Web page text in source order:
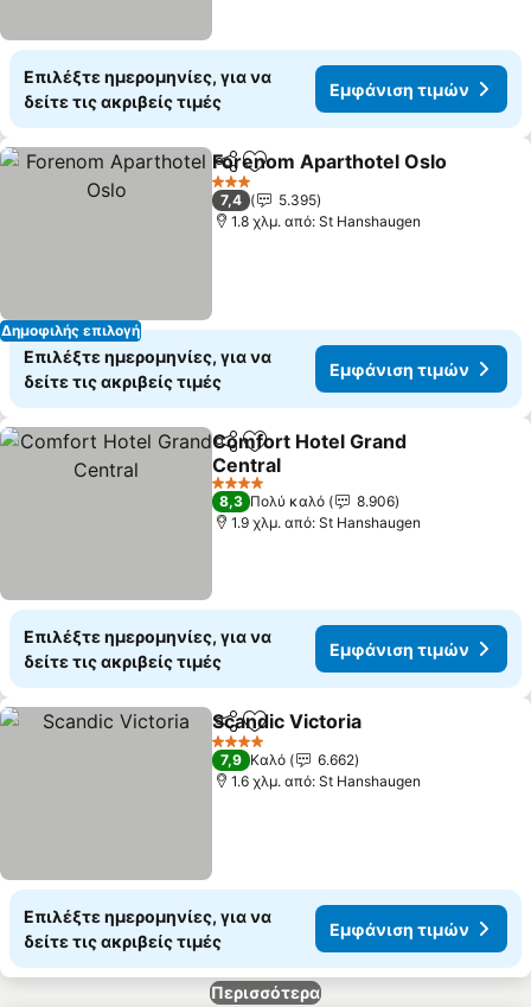
Επιλέξτε ημερομηνίες, για να
δείτε τις ακριβείς τιμές
Εμφάνιση τιμών
Δημοφιλής επιλογή
Κοινοποίηση
Προσθήκη στα αγαπημένα
Forenom Aparthotel Oslo
3 Αστέρια
7,4
5.395
1.8 χλμ. από: St Hanshaugen
Επιλέξτε ημερομηνίες, για να
δείτε τις ακριβείς τιμές
Εμφάνιση τιμών
Κοινοποίηση
Προσθήκη στα αγαπημένα
Comfort Hotel Grand
Central
4 Αστέρια
8,3 Πολύ καλό
8.906
1.9 χλμ. από: St Hanshaugen
Επιλέξτε ημερομηνίες, για να
δείτε τις ακριβείς τιμές
Εμφάνιση τιμών
Κοινοποίηση
Προσθήκη στα αγαπημένα
Scandic Victoria
4 Αστέρια
7,9 Καλό
6.662
1.6 χλμ. από: St Hanshaugen
Επιλέξτε ημερομηνίες, για να
δείτε τις ακριβείς τιμές
Εμφάνιση τιμών
Περισσότερα